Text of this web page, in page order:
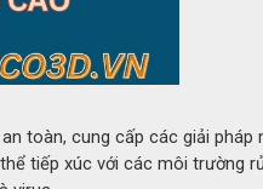
có khả năng phản xạ
sử dụng trong môi
toàn, cung cấp các giải pháp
tiếp xúc với các môi trường